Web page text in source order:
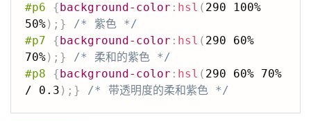
#p6
{background-color : hsl ( 290 100%
50%) ; }
/* 紫色 */
#p7
{background-color : hsl ( 290 60%
70%) ; }
/* 柔和的紫色 */
#p8
{background-color : hsl ( 290 60% 70%
/ 0.3 ) ; } /* 带透明度的柔和紫色 */